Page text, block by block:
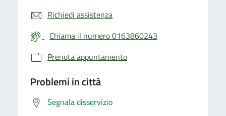
Richiedi assistenza
Chiama il numero 0163860243
Prenota appuntamento
Problemi in città
Segnala disservizio